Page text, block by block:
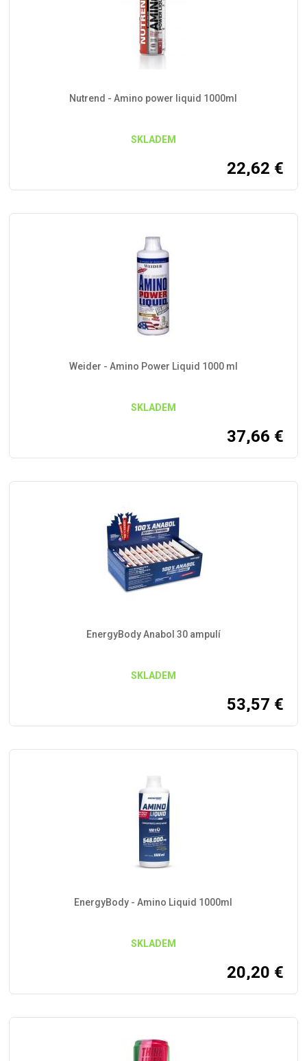
Nutrend - Amino power liquid 1000ml
SKLADEM
22,62 €
Weider - Amino Power Liquid 1000 ml
SKLADEM
37,66 €
EnergyBody Anabol 30 ampulí
SKLADEM
53,57 €
EnergyBody - Amino Liquid 1000ml
SKLADEM
20,20 €